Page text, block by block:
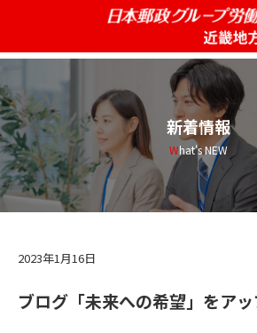
新着情報
What's NEW
2023年1月16日
ブログ「未来への希望」をア